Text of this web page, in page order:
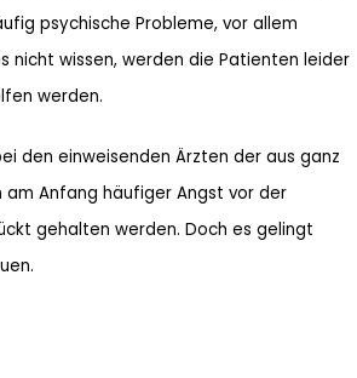
psychische Probleme, vor allem
nicht wissen, werden die Patienten leider
werden.
den einweisenden Ärzten der aus ganz
Anfang häufiger Angst vor der
gehalten werden. Doch es gelingt